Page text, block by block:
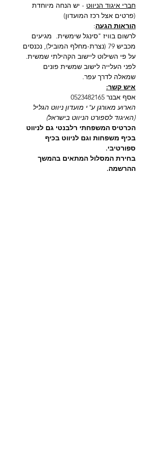
חברי איגוד הניווט - יש הנחה מיוחדת
(פרטים אצל רכז המועדון)
הוראות הגעה:
לרשום בוויז "סינגל שימשית.  מגיעים
מכביש 79 (נצרת-מחלף המוביל), נכנסים
על פי השילוט ליישוב הקהילתי שמשית.
לפני העלייה לישוב שמשית פונים
שמאלה לדרך עפר.
איש קשר:
אסף אבנר 0523482165
הארוע מאורגן ע"י מועדון ניווט הגליל
(האיגוד לספורט הניווט בישראל)
הכרטיס המשפחתי רלבנטי גם לניווט
בכיף משפחות וגם לניווט בכיף
ספורטיבי.
בחירת המסלול המתאים בהמשך
ההרשמה.